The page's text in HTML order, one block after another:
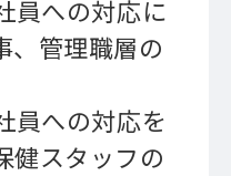
員への対応に
、管理職層の
員への対応を
健スタッフの